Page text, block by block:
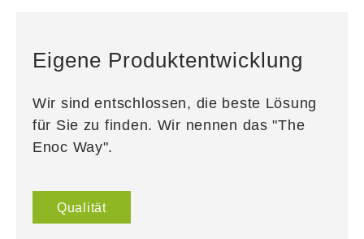
Eigene Produktentwicklung
Wir sind entschlossen, die beste Lösung
für Sie zu finden. Wir nennen das "The
Enoc Way".
Qualität